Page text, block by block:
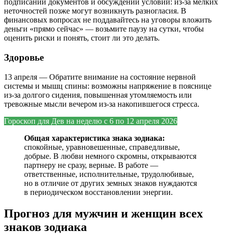
подписании документов и обсуждении условий: из‑за мелких
неточностей позже могут возникнуть разногласия. В
финансовых вопросах не поддавайтесь на уговоры вложить
деньги «прямо сейчас» — возьмите паузу на сутки, чтобы
оценить риски и понять, стоит ли это делать.
Здоровье
13 апреля — Обратите внимание на состояние нервной
системы и мышц спины: возможны напряжение в пояснице
из‑за долгого сидения, повышенная утомляемость или
тревожные мысли вечером из‑за накопившегося стресса.
Гороскоп для Дев на неделю с 6 по 12 апреля 2026
Общая характеристика знака зодиака:
спокойные, уравновешенные, справедливые,
добрые. В любви немного скромны, открываются
партнеру не сразу, верные. В работе —
ответственные, исполнительные, трудолюбивые,
но в отличие от других земных знаков нуждаются
в периодическом восстановлении энергии.
Прогноз для мужчин и женщин всех
знаков зодиака